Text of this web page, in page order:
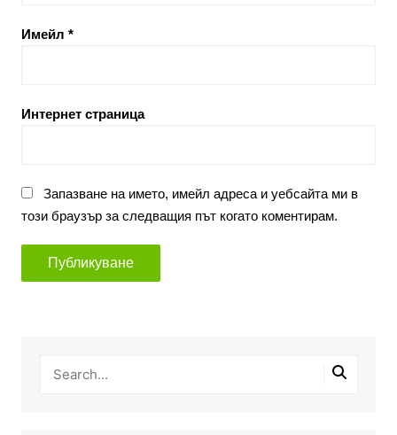
Имейл *
Интернет страница
Запазване на името, имейл адреса и уебсайта ми в
този браузър за следващия път когато коментирам.